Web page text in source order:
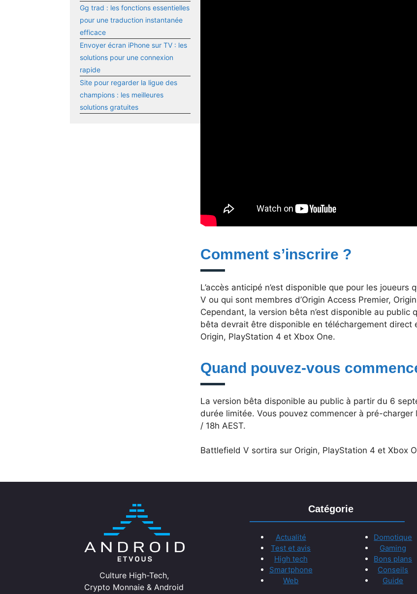
Gg trad : les fonctions essentielles
pour une traduction instantanée
efficace
Envoyer écran iPhone sur TV : les
solutions pour une connexion
rapide
Site pour regarder la ligue des
champions : les meilleures
solutions gratuites
Comment s’inscrire ?
L’accès anticipé n’est disponible que pour les
V ou qui sont membres d’Origin Access Premier,
Cependant, la version bêta n’est disponible au public
bêta devrait être disponible en téléchargement direct
Origin, PlayStation 4 et Xbox One.
Quand pouvez-vous
La version bêta disponible au public à partir du 6
durée limitée. Vous pouvez commencer à pré-charger
/ 18h AEST.
Battlefield V sortira sur Origin, PlayStation 4 et Xbox
Culture High-Tech,
Crypto Monnaie & Android
Catégorie
Actualité
Test et avis
High tech
Smartphone
Web
Domotique
Gaming
Bons plans
Conseils
Guide